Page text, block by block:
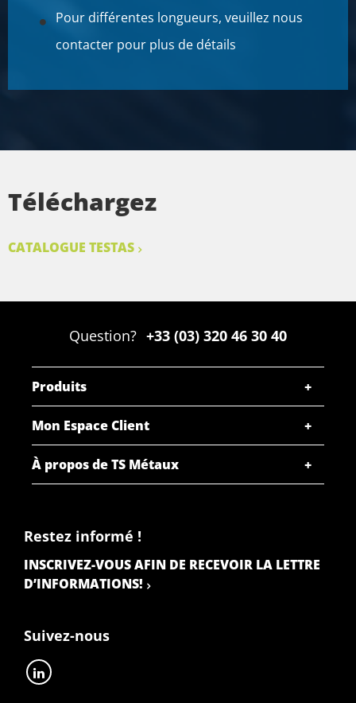
Pour différentes longueurs, veuillez nous
contacter pour plus de détails
Téléchargez
CATALOGUE TESTAS
Question? +33 (03) 320 46 30 40
Produits
Mon Espace Client
À propos de TS Métaux
Restez informé !
INSCRIVEZ-VOUS AFIN DE RECEVOIR LA LETTRE
D’INFORMATIONS!
Suivez-nous